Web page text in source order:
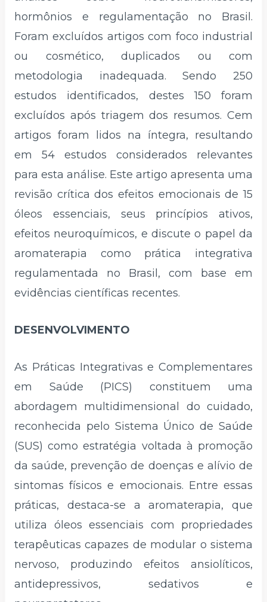
hormônios e regulamentação no Brasil.
Foram excluídos artigos com foco industrial
ou cosmético, duplicados ou com
metodologia inadequada. Sendo 250
estudos identificados, destes 150 foram
excluídos após triagem dos resumos. Cem
artigos foram lidos na íntegra, resultando
em 54 estudos considerados relevantes
para esta análise. Este artigo apresenta uma
revisão crítica dos efeitos emocionais de 15
óleos essenciais, seus princípios ativos,
efeitos neuroquímicos, e discute o papel da
aromaterapia como prática integrativa
regulamentada no Brasil, com base em
evidências científicas recentes.
DESENVOLVIMENTO
As Práticas Integrativas e Complementares
em Saúde (PICS) constituem uma
abordagem multidimensional do cuidado,
reconhecida pelo Sistema Único de Saúde
(SUS) como estratégia voltada à promoção
da saúde, prevenção de doenças e alívio de
sintomas físicos e emocionais. Entre essas
práticas, destaca-se a aromaterapia, que
utiliza óleos essenciais com propriedades
terapêuticas capazes de modular o sistema
nervoso, produzindo efeitos ansiolíticos,
antidepressivos, sedativos e